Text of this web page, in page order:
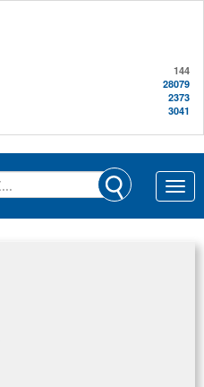
144
28079
2373
3041
Toggle